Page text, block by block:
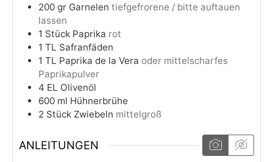
200 gr Garnelen tiefgefrorene / bitte auftauen
lassen
1 Stück Paprika rot
1 TL Safranfäden
1 TL Paprika de la Vera oder mittelscharfes
Paprikapulver
4 EL Olivenöl
600 ml Hühnerbrühe
2 Stück Zwiebeln mittelgroß
ANLEITUNGEN